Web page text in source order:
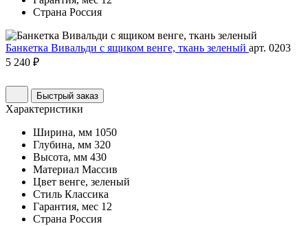
Страна Россия
Банкетка Вивальди с ящиком венге, ткань зеленый арт. 0203
5 240 ₽
Быстрый заказ
Характеристики
Ширина, мм 1050
Глубина, мм 320
Высота, мм 430
Материал Массив
Цвет венге, зеленый
Стиль Классика
Гарантия, мес 12
Страна Россия